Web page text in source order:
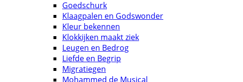
Goedschurk
Klaagpalen en Godswonder
Kleur bekennen
Klokkijken maakt ziek
Leugen en Bedrog
Liefde en Begrip
Migratiegen
Mohammed de Musical